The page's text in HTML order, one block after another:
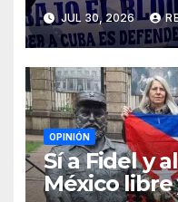
JUL 30, 2026
OPINIÓN
Sí a Fidel y
México libre